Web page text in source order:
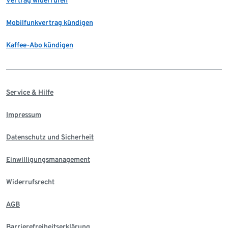
Mobilfunkvertrag kündigen
Kaffee-Abo kündigen
Service & Hilfe
Impressum
Datenschutz und Sicherheit
Einwilligungsmanagement
Widerrufsrecht
AGB
Barrierefreiheitserklärung